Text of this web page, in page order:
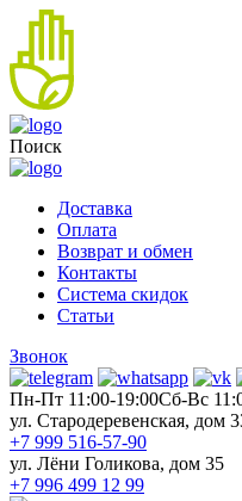
Поиск
Доставка
Оплата
Возврат и обмен
Контакты
Система скидок
Статьи
Звонок
Пн-Пт 11:00-19:00Cб-Вс
ул. Стародеревенская, дом
+7 999 516-57-90
ул. Лёни Голикова, дом 35
+7 996 499 12 99